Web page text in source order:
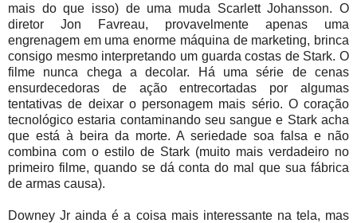
mais do que isso) de uma muda Scarlett Johansson. O
diretor Jon Favreau, provavelmente apenas uma
engrenagem em uma enorme máquina de marketing, brinca
consigo mesmo interpretando um guarda costas de Stark. O
filme nunca chega a decolar. Há uma série de cenas
ensurdecedoras de ação entrecortadas por algumas
tentativas de deixar o personagem mais sério. O coração
tecnológico estaria contaminando seu sangue e Stark acha
que está à beira da morte. A seriedade soa falsa e não
combina com o estilo de Stark (muito mais verdadeiro no
primeiro filme, quando se dá conta do mal que sua fábrica
de armas causa).
Downey Jr ainda é a coisa mais interessante na tela, mas